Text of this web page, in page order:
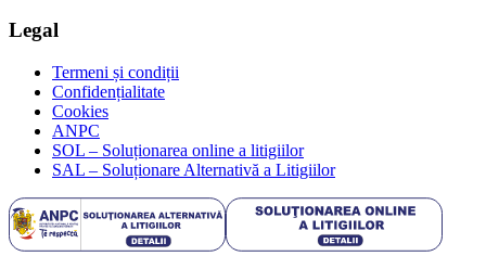
Legal
Termeni și condiții
Confidențialitate
Cookies
ANPC
SOL – Soluționarea online a litigiilor
SAL – Soluționare Alternativă a Litigiilor